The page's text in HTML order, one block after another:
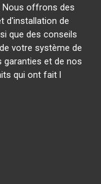
Nous offrons des
d'installation de
que des conseils
votre système de
et de nos
qui ont fait l